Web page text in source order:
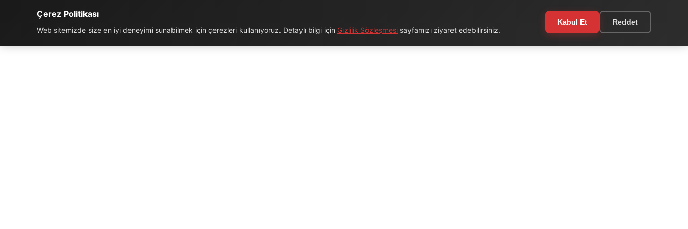
Çerez Politikası
Web sitemizde size en iyi deneyimi sunabilmek için çerezleri kullanıyoruz. Detaylı bilgi için Gizlilik Sözleşmesi sayfamızı ziyaret edebilirsiniz.
Kabul Et Reddet